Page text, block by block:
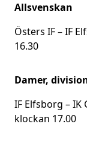
Allsvenskan
Östers IF – IF
16.30
Damer,
IF Elfsborg – IK
klockan 17.00